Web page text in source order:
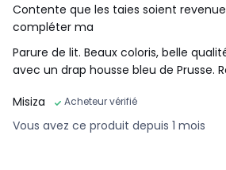
Contente que les taies soient
compléter ma
Parure de lit. Beaux coloris, belle
avec un drap housse bleu de Prusse.
Misiza
Acheteur vérifié
Vous avez ce produit depuis 1 mois